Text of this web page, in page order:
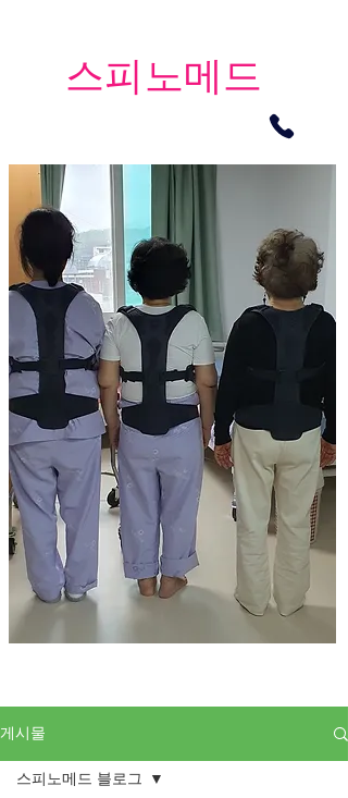
​스피노메드
게시물
스피노메드 블로그